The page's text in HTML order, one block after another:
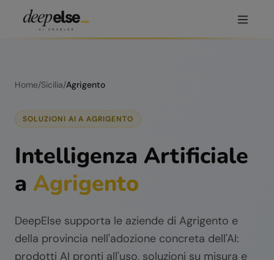
Home/Sicilia/Agrigento
SOLUZIONI AI AAGRIGENTO
Intelligenza Artificiale
a Agrigento
DeepElse supporta le aziende di Agrigento e
della provincia nell'adozione concreta dell'AI:
prodotti AI pronti all'uso, soluzioni su misura e